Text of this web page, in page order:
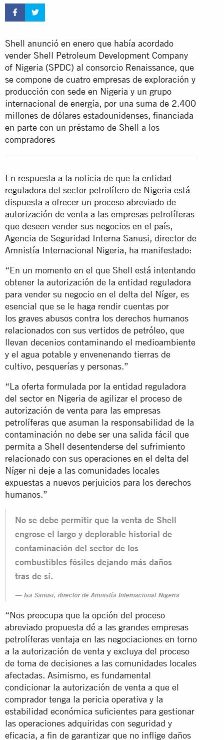
Shell anunció en enero que había acordado
vender Shell Petroleum Development Company
of Nigeria (SPDC) al consorcio Renaissance, que
se compone de cuatro empresas de exploración y
producción con sede en Nigeria y un grupo
internacional de energía, por una suma de 2.400
millones de dólares estadounidenses, financiada
en parte con un préstamo de Shell a los
compradores
En respuesta a la noticia de que la entidad
reguladora del sector petrolífero de Nigeria está
dispuesta a ofrecer un proceso abreviado de
autorización de venta a las empresas petrolíferas
que deseen vender sus negocios en el país,
Agencia de Seguridad Interna Sanusi, director de
Amnistía Internacional Nigeria, ha manifestado:
“En un momento en el que Shell está intentando
obtener la autorización de la entidad reguladora
para vender su negocio en el delta del Níger, es
esencial que se le haga rendir cuentas por
los graves abusos contra los derechos humanos
relacionados con sus vertidos de petróleo, que
llevan decenios contaminando el medioambiente
y el agua potable y envenenando tierras de
cultivo, pesquerías y personas.”
“La oferta formulada por la entidad reguladora
del sector en Nigeria de agilizar el proceso de
autorización de venta para las empresas
petrolíferas que asuman la responsabilidad de la
contaminación no debe ser una salida fácil que
permita a Shell desentenderse del sufrimiento
relacionado con sus operaciones en el delta del
Níger ni deje a las comunidades locales
expuestas a nuevos perjuicios para los derechos
humanos.”
No se debe permitir que la venta de Shell
engrose el largo y deplorable historial de
contaminación del sector de los
combustibles fósiles dejando más daños
tras de sí.
Isa Sanusi, director de Amnistía Internacional Nigeria
“Nos preocupa que la opción del proceso
abreviado propuesta dé a las grandes empresas
petrolíferas ventaja en las negociaciones en torno
a la autorización de venta y excluya del proceso
de toma de decisiones a las comunidades locales
afectadas. Asimismo, es fundamental
condicionar la autorización de venta a que el
comprador tenga la pericia operativa y la
estabilidad económica suficientes para gestionar
las operaciones adquiridas con seguridad y
eficacia, a fin de garantizar que no inflige daños